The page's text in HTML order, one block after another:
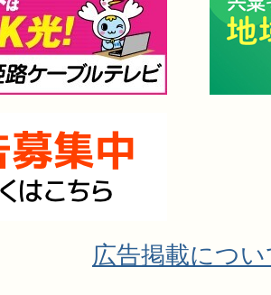
広告掲載につ